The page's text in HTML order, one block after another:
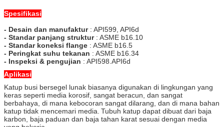
Spesifikasi
- Desain dan manufaktur: API599, API6d
- Standar panjang struktur: ASME b16.10
- Standar koneksi flange : ASME b16.5
- Peringkat suhu tekanan : ASME b16.34
- Inspeksi & pengujian : API598.API6d
Aplikasi
Katup busi bersegel lunak biasanya digunakan di lingkungan yang
keras seperti media korosif, sangat beracun, dan sangat
berbahaya, di mana kebocoran sangat dilarang, dan di mana bahan
katup tidak mencemari media. Tubuh katup dapat dibuat dari baja
karbon, baja paduan dan baja tahan karat sesuai dengan media